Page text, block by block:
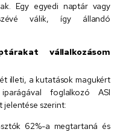
Egy egyedi naptár vagy
válik, így állandó
vállalkozásom
illeti, a kutatások magukért
foglalkozó ASI
jelentése szerint:
62%-a megtartaná és